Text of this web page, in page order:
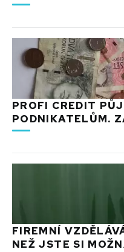
PROFI CREDIT
PODNIKATELŮM.
FIREMNÍ
NEŽ JSTE SI